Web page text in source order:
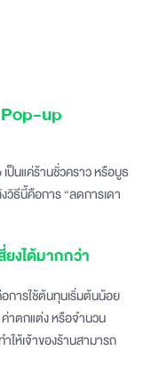
Pop-up
ป็นแค่ร้านชั่วคราว หรือบูธ
วิธีนี้คือการ “ลดการเดา
ยงได้มากกว่า
การใช้ต้นทุนเริ่มต้นน้อย
าตกแต่ง หรือจำนวน
ให้เจ้าของร้านสามารถ